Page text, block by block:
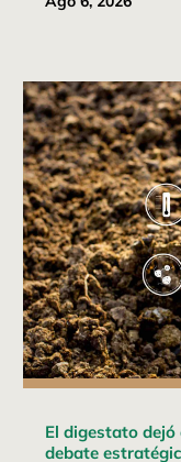
El digestato
debate